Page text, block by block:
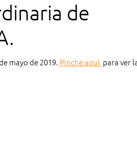
de
mayo de 2019. Pinche aquí para ver